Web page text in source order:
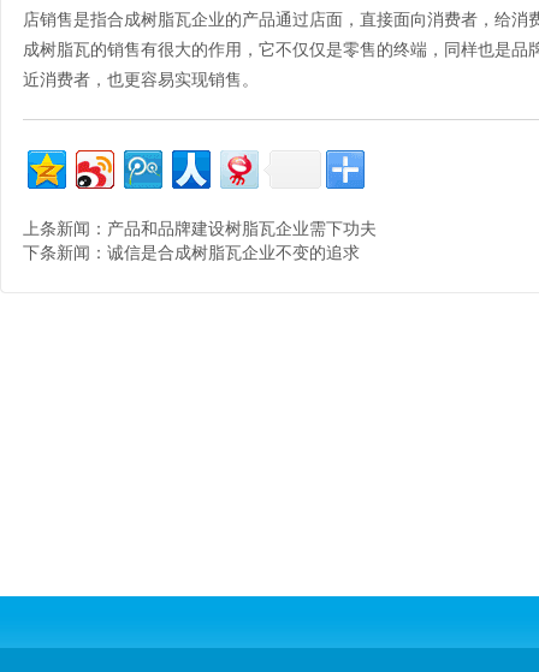
店销售是指合成树脂瓦企业的产品通过店面，直接面向消费者，给
成树脂瓦的销售有很大的作用，它不仅仅是零售的终端，同样也是
近消费者，也更容易实现销售。
上条新闻： 产品和品牌建设树脂瓦企业需下功夫
下条新闻： 诚信是合成树脂瓦企业不变的追求